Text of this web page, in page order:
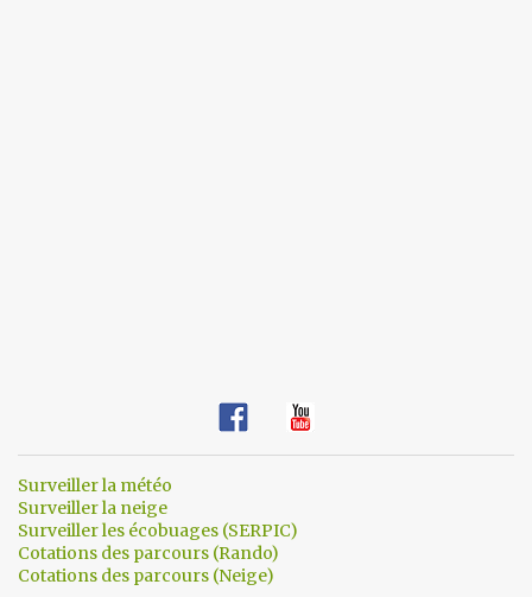
Surveiller la météo
Surveiller la neige
Surveiller les écobuages (SERPIC)
Cotations des parcours (Rando)
Cotations des parcours (Neige)